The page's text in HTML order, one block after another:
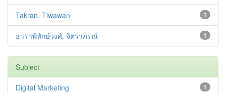
1
Takran, Tiwawan
1
ธาราพิทักษ์วงศ์, จิตราภรณ์
Subject
1
Digital Marketing